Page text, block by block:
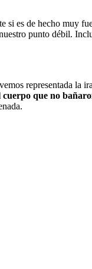
es de hecho muy
punto débil.
representada la
que no